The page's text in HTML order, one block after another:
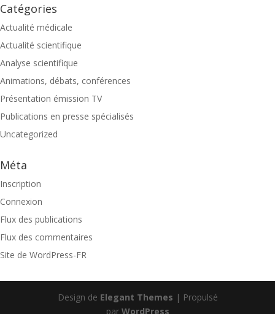
Catégories
Actualité médicale
Actualité scientifique
Analyse scientifique
Animations, débats, conférences
Présentation émission TV
Publications en presse spécialisés
Uncategorized
Méta
Inscription
Connexion
Flux des publications
Flux des commentaires
Site de WordPress-FR
Design de Elegant Themes | Propulsé
par WordPress